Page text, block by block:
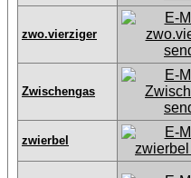
zwo.vierziger
Zwischengas
zwierbel